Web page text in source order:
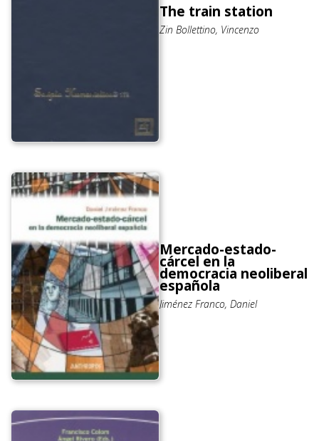
The train station
Zin Bollettino, Vincenzo
Mercado-estado-
cárcel en la
democracia neoliberal
española
Jiménez Franco, Daniel